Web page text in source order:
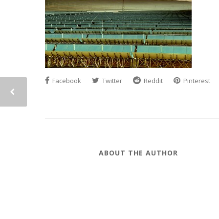
Facebook Twitter Reddit Pinterest
ABOUT THE AUTHOR